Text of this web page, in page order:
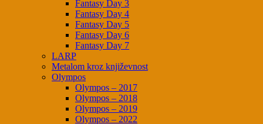
Fantasy Day 3
Fantasy Day 4
Fantasy Day 5
Fantasy Day 6
Fantasy Day 7
LARP
Metalom kroz književnost
Olympos
Olympos – 2017
Olympos – 2018
Olympos – 2019
Olympos – 2022